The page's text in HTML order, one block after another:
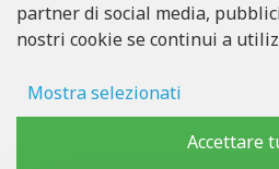
DETTAGLI DELLA
RITONE SIA
Partita IVA LV40103717618
partner di social media,
nostri cookie se continui a
Mostra selezionati
Archiviazione degli annunciAccettare